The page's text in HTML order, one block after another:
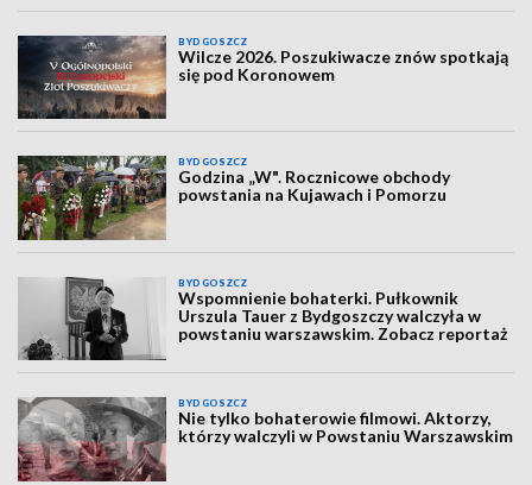
BYDGOSZCZ
Wilcze 2026. Poszukiwacze znów spotkają
się pod Koronowem
BYDGOSZCZ
Godzina „W". Rocznicowe obchody
powstania na Kujawach i Pomorzu
BYDGOSZCZ
Wspomnienie bohaterki. Pułkownik
Urszula Tauer z Bydgoszczy walczyła w
powstaniu warszawskim. Zobacz reportaż
BYDGOSZCZ
Nie tylko bohaterowie filmowi. Aktorzy,
którzy walczyli w Powstaniu Warszawskim